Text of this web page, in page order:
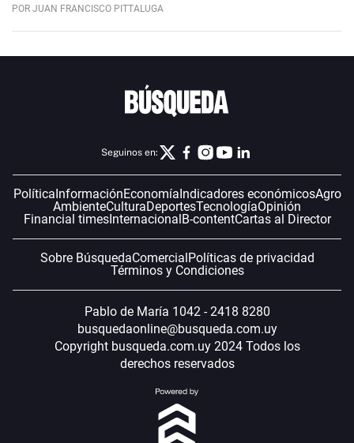
POR JUAN FRANCISCO PITTALUGA
Seguinos en:
Política InformaciónEconomía Indicadores económicosAgro
AmbienteCulturaDeportesTecnologíaOpinión
Financial timesInternacional B-contentCartas al Director
Sobre BúsquedaComercial Políticas de privacidad
Términos y Condiciones
Pablo de María 1042 - 2418 8280
busquedaonline@busqueda.com.uy
Copyright busqueda.com.uy 2024 Todos los
derechos reservados